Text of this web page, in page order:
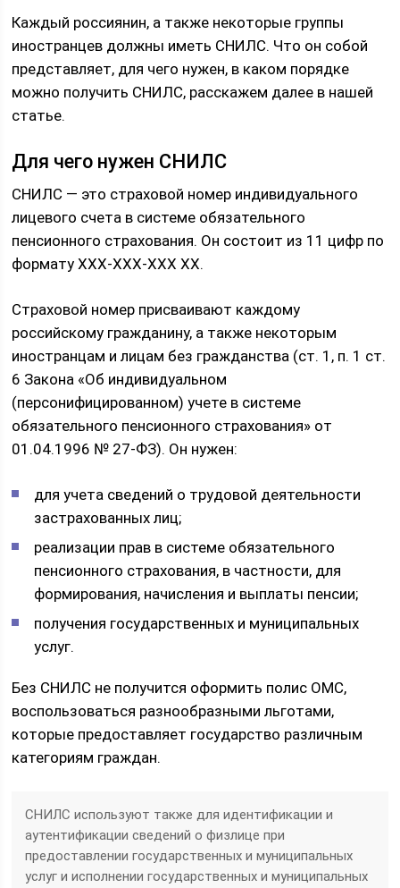
Каждый россиянин, а также некоторые группы
иностранцев должны иметь СНИЛС. Что он собой
представляет, для чего нужен, в каком порядке
можно получить СНИЛС, расскажем далее в нашей
статье.
Для чего нужен СНИЛС
СНИЛС — это страховой номер индивидуального
лицевого счета в системе обязательного
пенсионного страхования. Он состоит из 11 цифр по
формату ХХХ-ХХХ-ХХХ ХХ.
Страховой номер присваивают каждому
российскому гражданину, а также некоторым
иностранцам и лицам без гражданства (ст. 1, п. 1 ст.
6 Закона «Об индивидуальном
(персонифицированном) учете в системе
обязательного пенсионного страхования» от
01.04.1996 № 27-ФЗ). Он нужен:
для учета сведений о трудовой деятельности
застрахованных лиц;
реализации прав в системе обязательного
пенсионного страхования, в частности, для
формирования, начисления и выплаты пенсии;
получения государственных и муниципальных
услуг.
Без СНИЛС не получится оформить полис ОМС,
воспользоваться разнообразными льготами,
которые предоставляет государство различным
категориям граждан.
СНИЛС используют также для идентификации и
аутентификации сведений о физлице при
предоставлении государственных и муниципальных
услуг и исполнении государственных и муниципальных